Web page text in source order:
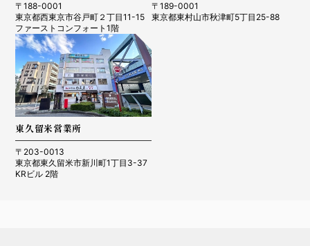
〒188-0001
東京都西東京市谷戸町２丁目11-15
ファーストコンフォート1階
〒189-0001
東京都東村山市秋津町5丁目25-88
東久留米営業所
〒203-0013
東京都東久留米市新川町1丁目3-37
KRビル 2階